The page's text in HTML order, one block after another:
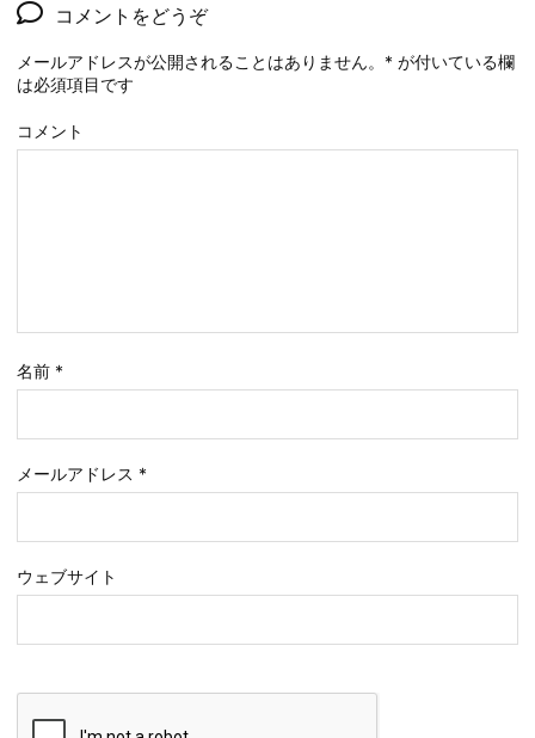
コメントをどうぞ
メールアドレスが公開されることはありません。 * が付いている欄
は必須項目です
コメント
名前 *
メールアドレス *
ウェブサイト